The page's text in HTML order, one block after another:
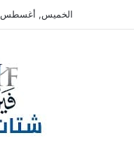
الخميس, أغسطس 6 2026